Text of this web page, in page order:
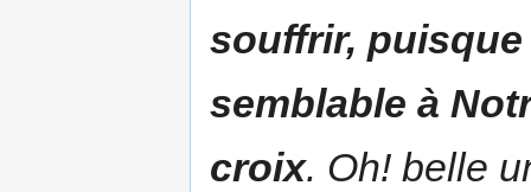
souffrir,
semblable à
croix. Oh! belle